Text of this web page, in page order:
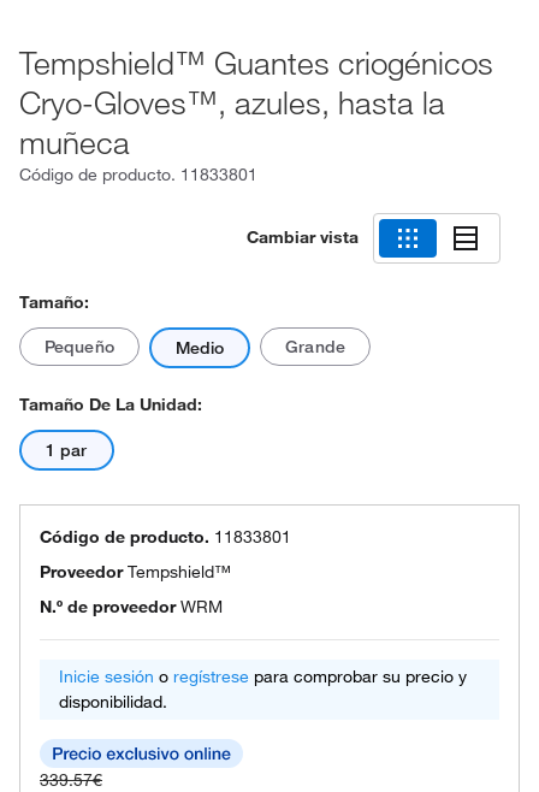
Tempshield™ Guantes criogénicos
Cryo-Gloves™, azules, hasta la
muñeca
Código de producto. 11833801
Cambiar vista
Tamaño:
Pequeño Medio Grande
Tamaño De La Unidad:
1 par
Código de producto. 11833801
ProveedorTempshield™
N.º de proveedor WRM
Inicie sesión o regístrese para comprobar su precio y
disponibilidad.
339.57€